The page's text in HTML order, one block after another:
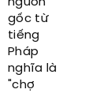
nguồn
gốc từ
tiếng
Pháp
nghĩa là
"chợ